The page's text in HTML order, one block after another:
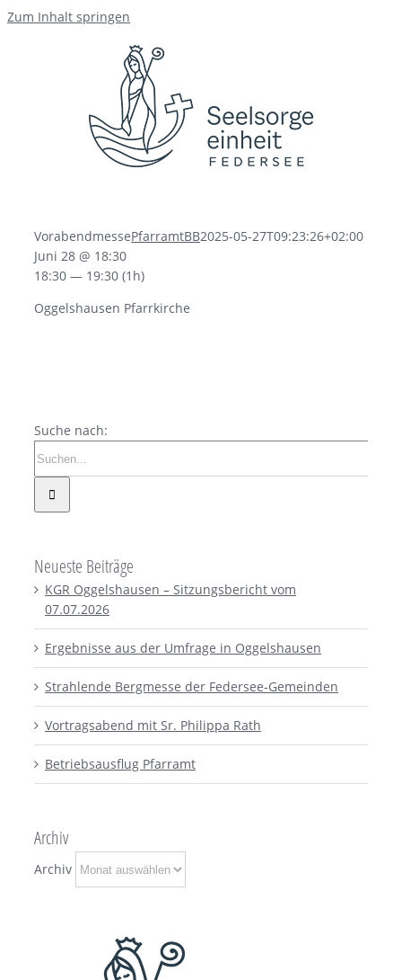
Zum Inhalt springen
VorabendmessePfarramtBB2025-05-27T09:23:26+02:00
Juni 28 @ 18:30
18:30 — 19:30 (1h)
Oggelshausen Pfarrkirche
Suche nach:
Neueste Beiträge
KGR Oggelshausen – Sitzungsbericht vom
07.07.2026
Ergebnisse aus der Umfrage in Oggelshausen
Strahlende Bergmesse der Federsee-Gemeinden
Vortragsabend mit Sr. Philippa Rath
Betriebsausflug Pfarramt
Archiv
Archiv